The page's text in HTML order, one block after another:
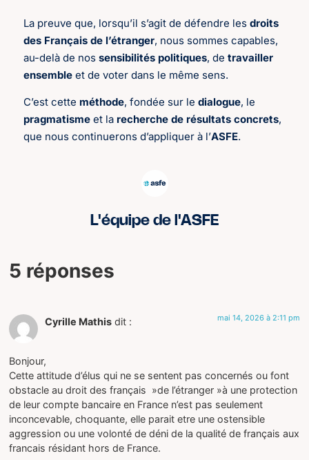
La preuve que, lorsqu’il s’agit de défendre lesdroits
des Français de l’étranger, nous sommes capables,
au-delà de nossensibilités politiques, detravailler
ensemble et de voter dans le même sens.
C’est cette méthode, fondée sur ledialogue, le
pragmatisme et la recherche de résultats concrets,
que nous continuerons d’appliquer à l’ASFE.
L'équipe de l'ASFE
5 réponses
Cyrille Mathis dit : mai 14, 2026 à 2:11 pm
Bonjour,
Cette attitude d’élus qui ne se sentent pas concernés ou font
obstacle au droit des français »de l’étranger »à une protection
de leur compte bancaire en France n’est pas seulement
inconcevable, choquante, elle parait etre une ostensible
aggression ou une volonté de déni de la qualité de français aux
francais résidant hors de France.